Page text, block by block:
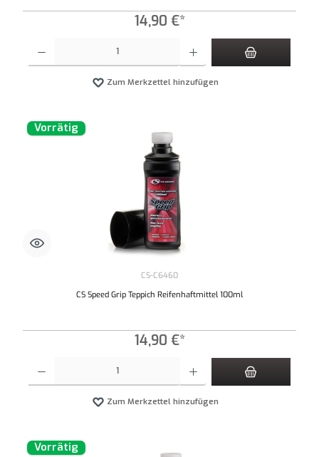
14,90 €*
Zum Merkzettel hinzufügen
Vorrätig
CS-C6460
CS Speed Grip Teppich Reifenhaftmittel 100ml
14,90 €*
Zum Merkzettel hinzufügen
Vorrätig